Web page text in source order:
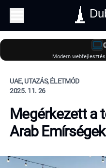
Modern
UAE, UTAZÁS, ÉLETMÓD
2025. 11. 26
Megérkezett a
Arab